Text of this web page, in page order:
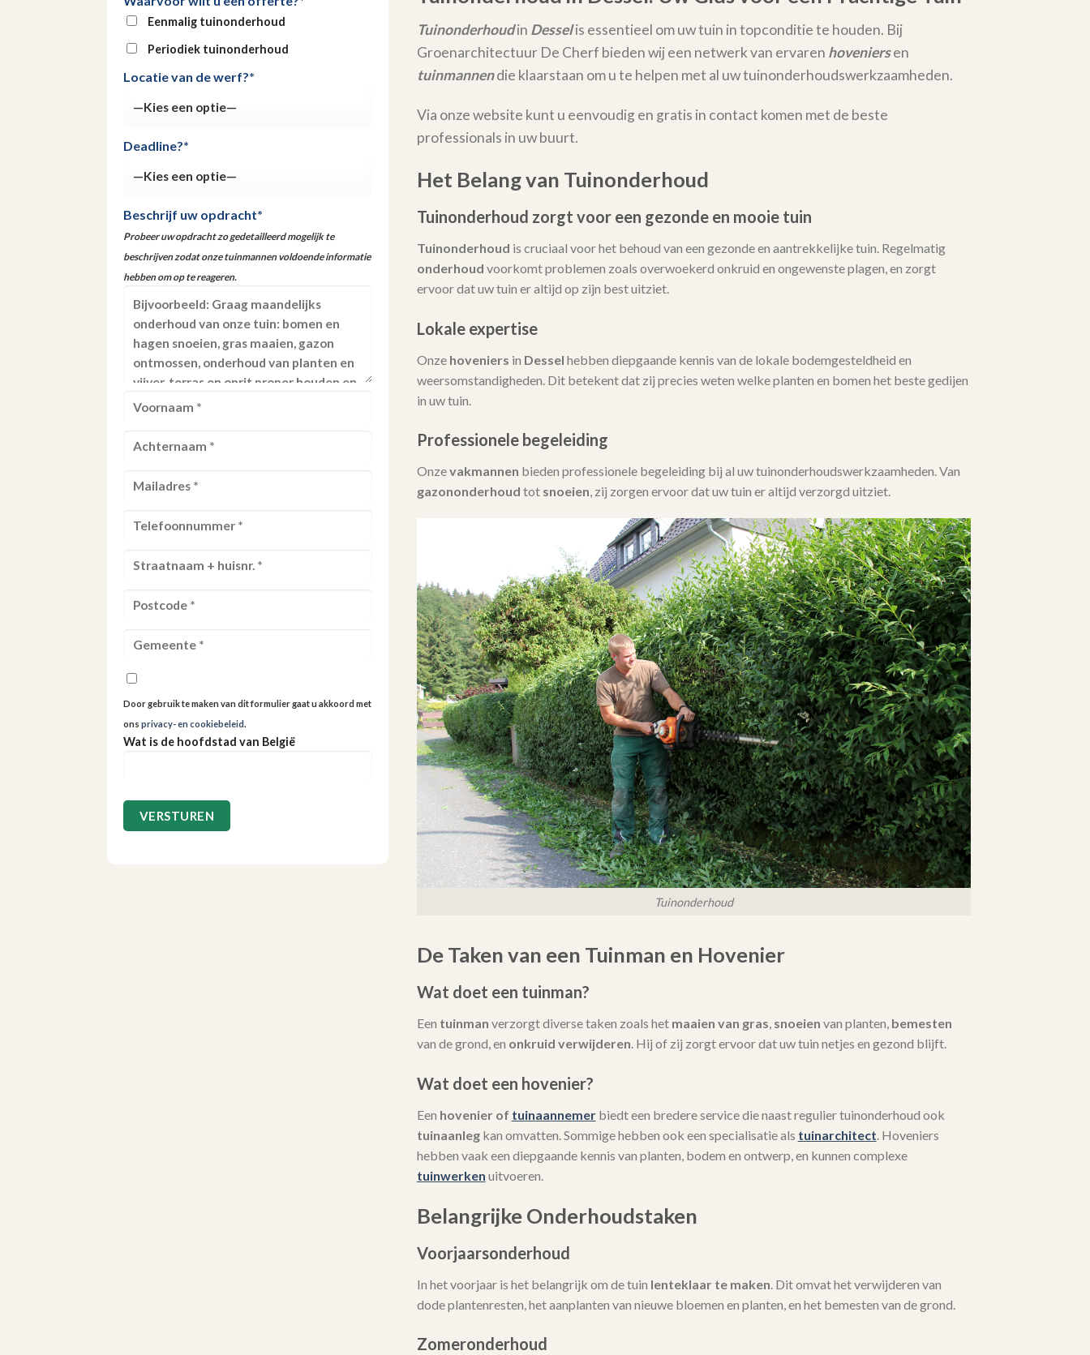
Eenmalig tuinonderhoud
Periodiek tuinonderhoud
Locatie van de werf?*
Deadline?*
Beschrijf uw opdracht*
Probeer uw opdracht zo gedetailleerd mogelijk te
beschrijven zodat onze tuinmannen voldoende informatie
hebben om op te reageren.
Door gebruik te maken van dit formulier gaat u akkoord met
ons privacy- en cookiebeleid.
Wat is de hoofdstad van België
Tuinonderhoudin Desselis essentieel om uw tuin in topconditie te houden. Bij
Groenarchitectuur De Cherf bieden wij een netwerk van ervaren hoveniersen
tuinmannendie klaarstaan om u te helpen met al uw tuinonderhoudswerkzaamheden.
Via onze website kunt u eenvoudig en gratis in contact komen met de beste
professionals in uw buurt.
Het Belang van Tuinonderhoud
Tuinonderhoud zorgt voor een gezonde en mooie tuin
Tuinonderhoud is cruciaal voor het behoud van een gezonde en aantrekkelijke tuin. Regelmatig
onderhoud voorkomt problemen zoals overwoekerd onkruid en ongewenste plagen, en zorgt
ervoor dat uw tuin er altijd op zijn best uitziet.
Lokale expertise
Onze hoveniers in Dessel hebben diepgaande kennis van de lokale bodemgesteldheid en
weersomstandigheden. Dit betekent dat zij precies weten welke planten en bomen het beste gedijen
in uw tuin.
Professionele begeleiding
Onzevakmannen bieden professionele begeleiding bij al uw tuinonderhoudswerkzaamheden. Van
gazononderhoud tot snoeien, zij zorgen ervoor dat uw tuin er altijd verzorgd uitziet.
Tuinonderhoud
De Taken van een Tuinman en Hovenier
Wat doet een tuinman?
Een tuinman verzorgt diverse taken zoals het maaien van gras, snoeien van planten, bemesten
van de grond, en onkruid verwijderen. Hij of zij zorgt ervoor dat uw tuin netjes en gezond blijft.
Wat doet een hovenier?
Een hovenier of tuinaannemerbiedt een bredere service die naast regulier tuinonderhoud ook
tuinaanlegkan omvatten. Sommige hebben ook een specialisatie als tuinarchitect. Hoveniers
hebben vaak een diepgaande kennis van planten, bodem en ontwerp, en kunnen complexe
tuinwerken uitvoeren.
Belangrijke Onderhoudstaken
Voorjaarsonderhoud
In het voorjaar is het belangrijk om de tuin lenteklaar te maken . Dit omvat het verwijderen van
dode plantenresten, het aanplanten van nieuwe bloemen en planten, en het bemesten van de grond.
Zomeronderhoud